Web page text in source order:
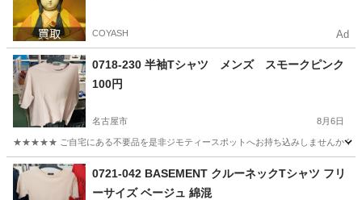
COYASH Ad
0718-230 半袖Tシャツ メンズ スモークピンク
100円
名古屋市 8月6日
★★★★★ ご自宅にある不要品を是非ジモティースポットへお持ち込みしませんか？
愛知 名古屋市 0721-042 BASEMENT クルーネックTシャツ フリ
ーサイズ ベージュ 綿混